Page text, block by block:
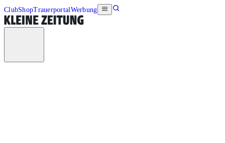
ClubShopTrauerportalWerbung